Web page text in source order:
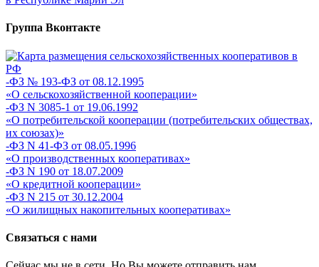
Группа Вконтакте
-ФЗ № 193-ФЗ от 08.12.1995
«О сельскохозяйственной кооперации»
-ФЗ N 3085-1 от 19.06.1992
«О потребительской кооперации (потребительских обществах,
их союзах)»
-ФЗ N 41-ФЗ от 08.05.1996
«О производственных кооперативах»
-ФЗ N 190 от 18.07.2009
«О кредитной кооперации»
-ФЗ N 215 от 30.12.2004
«О жилищных накопительных кооперативах»
Связаться с нами